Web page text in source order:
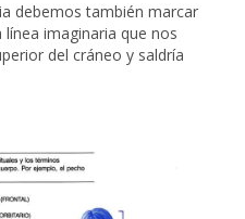
debemos también marcar
imaginaria que nos
del cráneo y saldría